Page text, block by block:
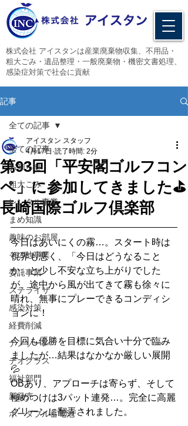
​株式会社 アイスタンは産業廃棄物収集、不用品・
粗大ごみ・遺品整理・一般廃棄物・機密文書処理、
感染症対策で社会に貢献
記事
全ての記事
お知らせ
粗大ごみ
レンタル事業
まめ知識
趣味のお部屋
その他事業
委託事業
ステライザ
感染対策
経費削減
ナノゾーン
デオグラス
福祉部門
新発売
ポータブル蓄電池
全ての記事
第93回「平安閣ゴルフコン
ペ」に参加してきました⛳
長崎国際ゴルフ倶楽部
アイスタン スタッフ
4月17日 読了時間: 2分
今日はあいにくの霧…。スタート時は
視界も悪く、「今日はどうなること
か」と少し不安な立ち上がりでした
が、途中から風が出てきて霧も徐々に
晴れ、無事にプレーできるコンディシ
ョンに！
今回も優勝を目標に気合い十分で臨み
ましたが…結果はなかなか厳しい展開
💦
OBあり、アプローチは寄らず、そして
極めつけは3パット連発…。完全に高麗
グリーンに翻弄されました。